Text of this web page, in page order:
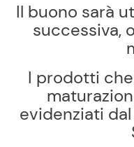
Il buono sarà
successiva,
I prodotti
evidenziati